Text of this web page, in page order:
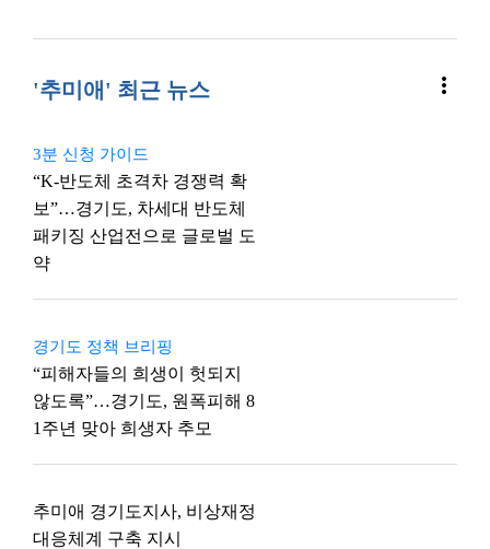
'추미애' 최근 뉴스 more_vert
3분 신청 가이드
“K-반도체 초격차 경쟁력 확
보”…경기도, 차세대 반도체
패키징 산업전으로 글로벌 도
약
경기도 정책 브리핑
“피해자들의 희생이 헛되지
않도록”…경기도, 원폭피해 8
1주년 맞아 희생자 추모
추미애 경기도지사, 비상재정
대응체계 구축 지시